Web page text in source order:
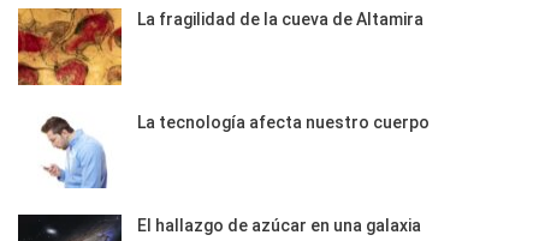
La fragilidad de la cueva de Altamira
La tecnología afecta nuestro cuerpo
El hallazgo de azúcar en una galaxia